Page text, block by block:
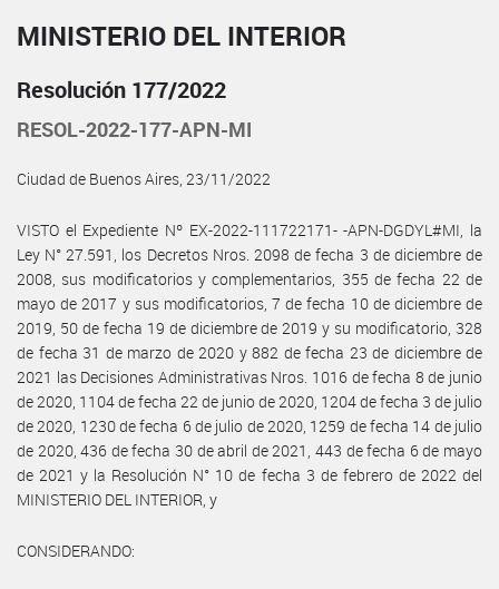
MINISTERIO DEL INTERIOR
Resolución 177/2022
RESOL-2022-177-APN-MI
Ciudad de Buenos Aires, 23/11/2022
VISTO el Expediente Nº EX-2022-111722171- -APN-DGDYL#MI, la
Ley N° 27.591, los Decretos Nros. 2098 de fecha 3 de diciembre de
2008, sus modificatorios y complementarios, 355 de fecha 22 de
mayo de 2017 y sus modificatorios, 7 de fecha 10 de diciembre de
2019, 50 de fecha 19 de diciembre de 2019 y su modificatorio, 328
de fecha 31 de marzo de 2020 y 882 de fecha 23 de diciembre de
2021 las Decisiones Administrativas Nros. 1016 de fecha 8 de junio
de 2020, 1104 de fecha 22 de junio de 2020, 1204 de fecha 3 de julio
de 2020, 1230 de fecha 6 de julio de 2020, 1259 de fecha 14 de julio
de 2020, 436 de fecha 30 de abril de 2021, 443 de fecha 6 de mayo
de 2021 y la Resolución N° 10 de fecha 3 de febrero de 2022 del
MINISTERIO DEL INTERIOR, y
CONSIDERANDO: